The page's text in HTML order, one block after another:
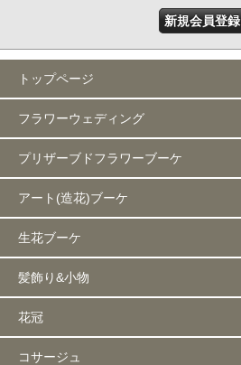
新規会員登録
トップページ
フラワーウェディング
プリザーブドフラワーブーケ
アート(造花)ブーケ
生花ブーケ
髪飾り&小物
花冠
コサージュ